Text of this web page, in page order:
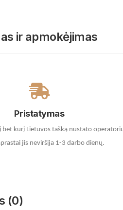
ir apmokėjimas
Pristatymas
bet kurį Lietuvos tašką nustato
jis neviršija 1-3 darbo dienų.
(0)